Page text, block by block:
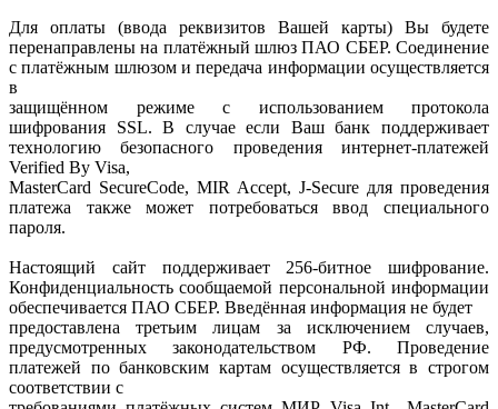
Для оплаты (ввода реквизитов Вашей карты) Вы будете
перенаправлены на платёжный шлюз ПАО СБЕР. Соединение
с платёжным шлюзом и передача информации осуществляется
в
защищённом режиме с использованием протокола
шифрования SSL. В случае если Ваш банк поддерживает
технологию безопасного проведения интернет-платежей
Verified By Visa,
MasterCard SecureCode, MIR Accept, J-Secure для проведения
платежа также может потребоваться ввод специального
пароля.
Настоящий сайт поддерживает 256-битное шифрование.
Конфиденциальность сообщаемой персональной информации
обеспечивается ПАО СБЕР. Введённая информация не будет
предоставлена третьим лицам за исключением случаев,
предусмотренных законодательством РФ. Проведение
платежей по банковским картам осуществляется в строгом
соответствии с